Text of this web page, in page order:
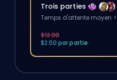
Trois parties
Temps d'attente moyen
$12.00
$2.50 par partie